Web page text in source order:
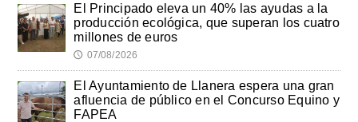
El Principado eleva un 40% las ayudas a la
producción ecológica, que superan los cuatro
millones de euros
🕔 07/08/2026
El Ayuntamiento de Llanera espera una gran
afluencia de público en el Concurso Equino y
FAPEA